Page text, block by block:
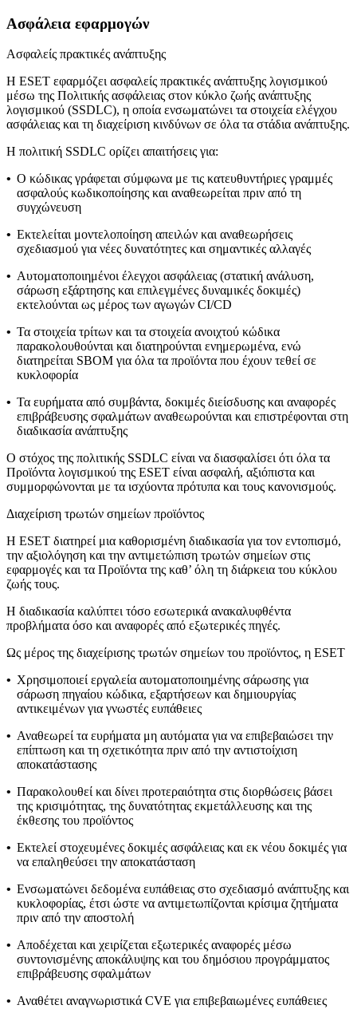
Ασφάλεια εφαρμογών
Ασφαλείς πρακτικές ανάπτυξης
Η ESET εφαρμόζει ασφαλείς πρακτικές ανάπτυξης λογισμικού
μέσω της Πολιτικής ασφάλειας στον κύκλο ζωής ανάπτυξης
λογισμικού (SSDLC), η οποία ενσωματώνει τα στοιχεία ελέγχου
ασφάλειας και τη διαχείριση κινδύνων σε όλα τα στάδια ανάπτυξης.
Η πολιτική SSDLC ορίζει απαιτήσεις για:
• Ο κώδικας γράφεται σύμφωνα με τις κατευθυντήριες γραμμές
ασφαλούς κωδικοποίησης και αναθεωρείται πριν από τη
συγχώνευση
• Εκτελείται μοντελοποίηση απειλών και αναθεωρήσεις
σχεδιασμού για νέες δυνατότητες και σημαντικές αλλαγές
• Αυτοματοποιημένοι έλεγχοι ασφάλειας (στατική ανάλυση,
σάρωση εξάρτησης και επιλεγμένες δυναμικές δοκιμές)
εκτελούνται ως μέρος των αγωγών CI/CD
• Τα στοιχεία τρίτων και τα στοιχεία ανοιχτού κώδικα
παρακολουθούνται και διατηρούνται ενημερωμένα, ενώ
διατηρείται SBOM για όλα τα προϊόντα που έχουν τεθεί σε
κυκλοφορία
• Τα ευρήματα από συμβάντα, δοκιμές διείσδυσης και αναφορές
επιβράβευσης σφαλμάτων αναθεωρούνται και επιστρέφονται στη
διαδικασία ανάπτυξης
Ο στόχος της πολιτικής SSDLC είναι να διασφαλίσει ότι όλα τα
Προϊόντα λογισμικού της ESET είναι ασφαλή, αξιόπιστα και
συμμορφώνονται με τα ισχύοντα πρότυπα και τους κανονισμούς.
Διαχείριση τρωτών σημείων προϊόντος
Η ESET διατηρεί μια καθορισμένη διαδικασία για τον εντοπισμό,
την αξιολόγηση και την αντιμετώπιση τρωτών σημείων στις
εφαρμογές και τα Προϊόντα της καθ’ όλη τη διάρκεια του κύκλου
ζωής τους.
Η διαδικασία καλύπτει τόσο εσωτερικά ανακαλυφθέντα
προβλήματα όσο και αναφορές από εξωτερικές πηγές.
Ως μέρος της διαχείρισης τρωτών σημείων του προϊόντος, η ESET
• Χρησιμοποιεί εργαλεία αυτοματοποιημένης σάρωσης για
σάρωση πηγαίου κώδικα, εξαρτήσεων και δημιουργίας
αντικειμένων για γνωστές ευπάθειες
• Αναθεωρεί τα ευρήματα μη αυτόματα για να επιβεβαιώσει την
επίπτωση και τη σχετικότητα πριν από την αντιστοίχιση
αποκατάστασης
• Παρακολουθεί και δίνει προτεραιότητα στις διορθώσεις βάσει
της κρισιμότητας, της δυνατότητας εκμετάλλευσης και της
έκθεσης του προϊόντος
• Εκτελεί στοχευμένες δοκιμές ασφάλειας και εκ νέου δοκιμές για
να επαληθεύσει την αποκατάσταση
• Ενσωματώνει δεδομένα ευπάθειας στο σχεδιασμό ανάπτυξης και
κυκλοφορίας, έτσι ώστε να αντιμετωπίζονται κρίσιμα ζητήματα
πριν από την αποστολή
• Αποδέχεται και χειρίζεται εξωτερικές αναφορές μέσω
συντονισμένης αποκάλυψης και του δημόσιου προγράμματος
επιβράβευσης σφαλμάτων
• Αναθέτει αναγνωριστικά CVE για επιβεβαιωμένες ευπάθειες